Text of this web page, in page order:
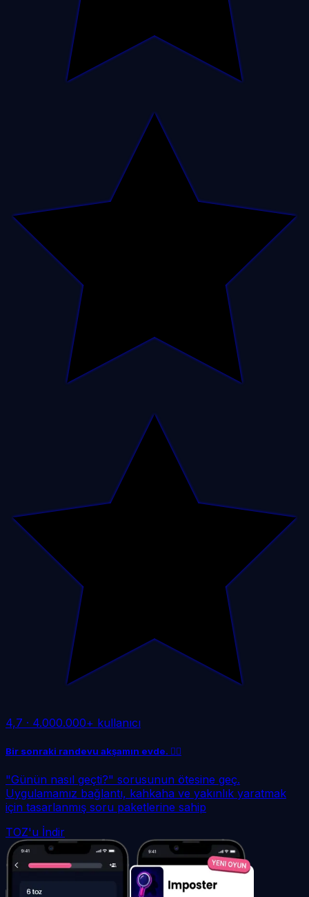
4,7 · 4.000.000+ kullanıcı
Bir sonraki randevu akşamın evde. ❤️‍🔥
"Günün nasıl geçti?" sorusunun ötesine geç.
Uygulamamız bağlantı, kahkaha ve yakınlık yaratmak
için tasarlanmış soru paketlerine sahip
TOZ'u İndir